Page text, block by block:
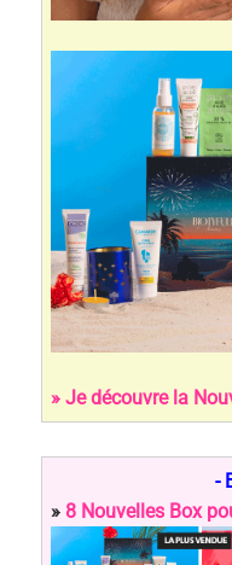
» Je découvre la
-
» 8 Nouvelles Box